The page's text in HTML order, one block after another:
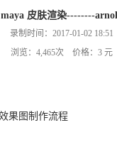
maya 皮肤渲染--------
录制时间：2017-01-02 18:51
浏览：4,465次 价格：3 元